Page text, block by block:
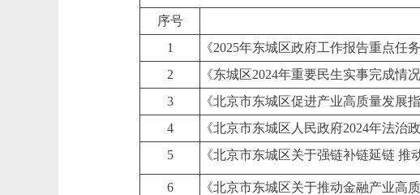
序号
1
《2025年东城区政府工作报告重点任务
2
《东城区2024年重要民生实事完成情
3
《北京市东城区促进产业高质量发展指
4
《北京市东城区人民政府2024年法治
5
《北京市东城区关于强链补链延链 推
6 《北京市东城区关于推动金融产业高